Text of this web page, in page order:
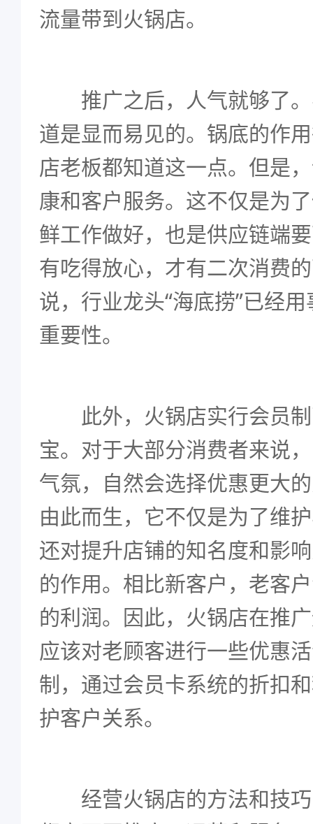
流量带到火锅店。
推广之后，人气就够了。
道是显而易见的。锅底的作
店老板都知道这一点。但是
康和客户服务。这不仅是为
鲜工作做好，也是供应链端
有吃得放心，才有二次消费
说，行业龙头“海底捞”已经
重要性。
此外，火锅店实行会员制
宝。对于大部分消费者来说
气氛，自然会选择优惠更大
由此而生，它不仅是为了维
还对提升店铺的知名度和影
的作用。相比新客户，老客
的利润。因此，火锅店在推
应该对老顾客进行一些优惠
制，通过会员卡系统的折扣
护客户关系。
经营火锅店的方法和技巧